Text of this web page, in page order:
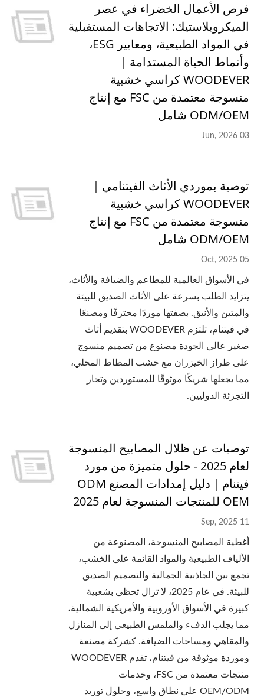
فرص الأعمال الخضراء في عصر
الميكروبلاستيك: الاتجاهات المستقبلية
في المواد الطبيعية، ومعايير ESG،
وأنماط الحياة المستدامة｜
WOODEVER كراسي خشبية
منسوجة معتمدة من FSC مع إنتاج
ODM/OEM شامل
03 Jun, 2026
توصية بموردي الأثاث الفيتنامي｜
WOODEVER كراسي خشبية
منسوجة معتمدة من FSC مع إنتاج
ODM/OEM شامل
05 Oct, 2025
في الأسواق العالمية للمطاعم والضيافة والأثاث،
يتزايد الطلب بسرعة على الأثاث الصديق للبيئة
والمتين والأنيق. بصفتها موردًا محترفًا ومصنعًا
في فيتنام، تلتزم WOODEVER بتقديم أثاث
صغير عالي الجودة مصنوع من تصميم منسوج
على طراز الخيزران مع خشب المطاط المحلي،
مما يجعلها شريكًا موثوقًا للمستوردين وتجار
التجزئة الدوليين.
توصيات عن ظلال المصابيح المنسوجة
لعام 2025 - حلول متميزة من مورد
فيتنام｜دليل إمدادات المصنع ODM
OEM للمنتجات المنسوجة لعام 2025
11 Sep, 2025
أغطية المصابيح المنسوجة، المصنوعة من
الألياف الطبيعية والمواد القائمة على الخشب،
تجمع بين الجاذبية الجمالية والتصميم الصديق
للبيئة. في عام 2025، لا تزال تحظى بشعبية
كبيرة في الأسواق الأوروبية والأمريكية الشمالية،
مما يجلب الدفء والملمس الطبيعي إلى المنازل
والمقاهي ومساحات الضيافة. كشركة مصنعة
وموردة موثوقة من فيتنام، تقدم WOODEVER
منتجات معتمدة من FSC، وخدمات
OEM/ODM على نطاق واسع، وحلول توريد